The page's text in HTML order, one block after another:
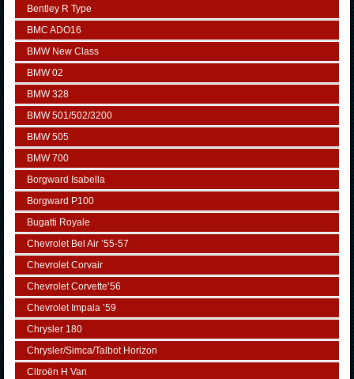
Bentley R Type
BMC ADO16
BMW New Class
BMW 02
BMW 328
BMW 501/502/3200
BMW 505
BMW 700
Borgward Isabella
Borgward P100
Bugatti Royale
Chevrolet Bel Air ’55-57
Chevrolet Corvair
Chevrolet Corvette’56
Chevrolet Impala ’59
Chrysler 180
Chrysler/Simca/Talbot Horizon
Citroën H Van